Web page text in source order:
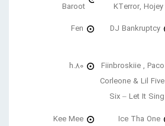
KTerror, Hojey
Baroot
DJ Bankruptcy
Fen
Fiinbroskiie , Paco
Corleone & Lil Five
Six – Let It Sing
h.80
Ice Tha One
Kee Mee